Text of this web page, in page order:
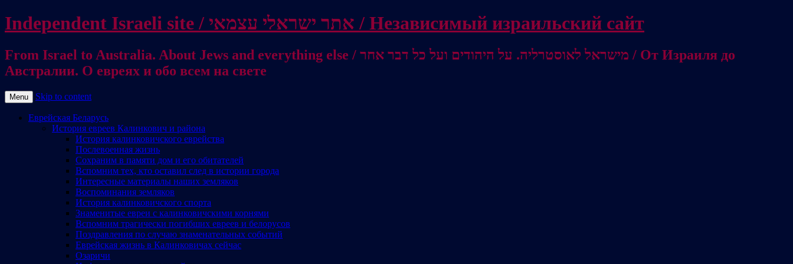
Independent Israeli site / אתר ישראלי עצמאי / Независимый израильский сайт
From Israel to Australia. About Jews and everything else / מישראל לאוסטרליה. על היהודים ועל כל דבר אחר / От Израиля до
Австралии. О евреях и обо всем на свете
Menu Skip to content
Еврейская Беларусь
История евреев Калинкович и района
История калинковичского еврейства
Послевоенная жизнь
Сохраним в памяти дом и его обитателей
Вспомним тех, кто оставил след в истории города
Интересные материалы наших земляков
Воспоминания земляков
История калинковичского спорта
Знаменитые евреи с калинковичскими корнями
Вспомним трагически погибших евреев и белорусов
Поздравления по случаю знаменательных событий
Еврейская жизнь в Калинковичах сейчас
Озаричи